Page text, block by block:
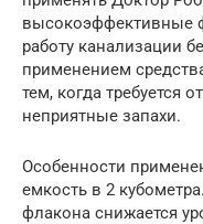
высокоэффективные
работу канализации
применением
тем, когда требуется
неприятные запахи.
Особенности
емкость в 2
флакона снижается